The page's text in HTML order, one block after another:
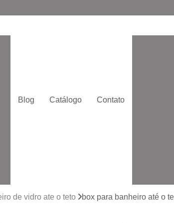
Blog Catálogo Contato
Box
de vidro ate o teto box para banheiro até o